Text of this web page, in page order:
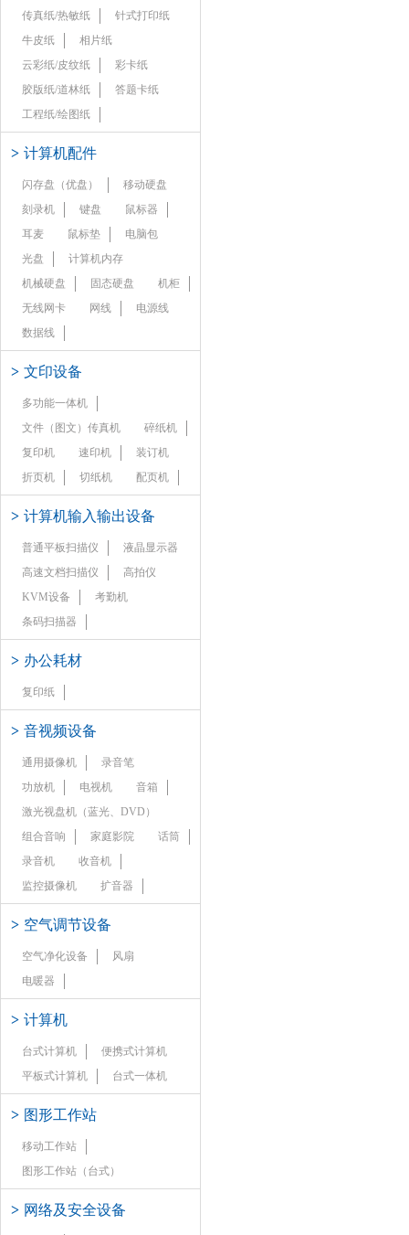
传真纸/热敏纸
针式打印纸
牛皮纸
相片纸
云彩纸/皮纹纸
彩卡纸
胶版纸/道林纸
答题卡纸
工程纸/绘图纸
> 计算机配件
闪存盘（优盘）
移动硬盘
刻录机
键盘
鼠标器
耳麦
鼠标垫
电脑包
光盘
计算机内存
机械硬盘
固态硬盘
机柜
无线网卡
网线
电源线
数据线
> 文印设备
多功能一体机
文件（图文）传真机
碎纸机
复印机
速印机
装订机
折页机
切纸机 配页机
> 计算机输入输出设备
普通平板扫描仪
液晶显示器
高速文档扫描仪
高拍仪
KVM设备
考勤机
条码扫描器
> 办公耗材
复印纸
> 音视频设备
通用摄像机
录音笔
功放机
电视机
音箱
激光视盘机（蓝光、DVD）
组合音响
家庭影院
话筒
录音机
收音机
监控摄像机
扩音器
> 空气调节设备
空气净化设备
风扇
电暖器
> 计算机
台式计算机
便携式计算机
平板式计算机
台式一体机
> 图形工作站
移动工作站
图形工作站（台式）
> 网络及安全设备